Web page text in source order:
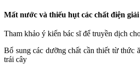
Mất nước và thiếu hụt các chất điện giải
Tham khảo ý kiến bác sĩ để truyền dịch
Bổ sung các dưỡng chất cần thiết từ thức
trái cây